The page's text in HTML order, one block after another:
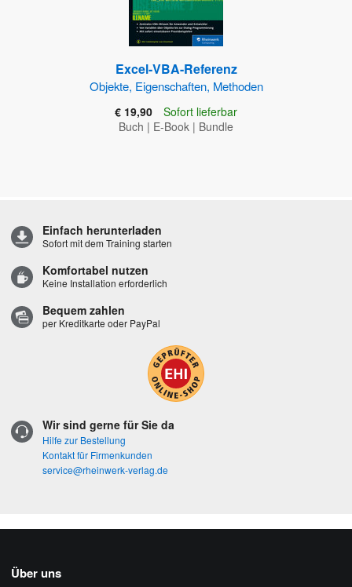
Excel-VBA-Referenz
Objekte, Eigenschaften, Methoden
€ 19,90
Sofort lieferbar
Buch | E-Book | Bundle
Einfach herunterladen
Sofort mit dem Training starten
Komfortabel nutzen
Keine Installation erforderlich
Bequem zahlen
per Kreditkarte oder PayPal
Wir sind gerne für Sie da
Hilfe zur Bestellung
Kontakt für Firmenkunden
service@rheinwerk-verlag.de
Über uns